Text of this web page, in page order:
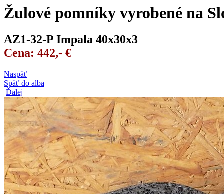
Žulové pomníky vyrobené na
AZ1-32-P Impala 40x30x3
Cena: 442,- €
Naspäť
Späť do alba
Ďalej